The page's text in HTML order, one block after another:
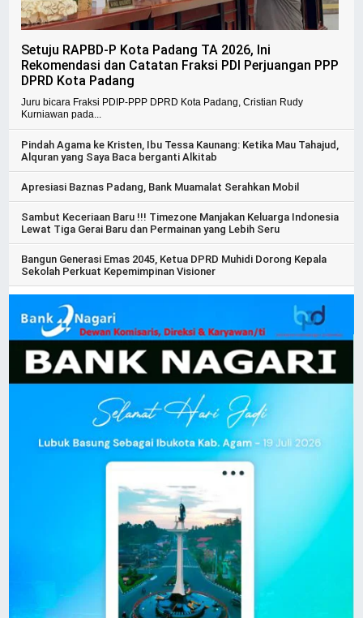
Setuju RAPBD-P Kota Padang TA 2026, Ini
Rekomendasi dan Catatan Fraksi PDI Perjuangan PPP
DPRD Kota Padang
Juru bicara Fraksi PDIP-PPP DPRD Kota Padang, Cristian Rudy
Kurniawan pada...
Pindah Agama ke Kristen, Ibu Tessa Kaunang: Ketika Mau Tahajud,
Alquran yang Saya Baca berganti Alkitab
Apresiasi Baznas Padang, Bank Muamalat Serahkan Mobil
Sambut Keceriaan Baru !!! Timezone Manjakan Keluarga Indonesia
Lewat Tiga Gerai Baru dan Permainan yang Lebih Seru
Bangun Generasi Emas 2045, Ketua DPRD Muhidi Dorong Kepala
Sekolah Perkuat Kepemimpinan Visioner